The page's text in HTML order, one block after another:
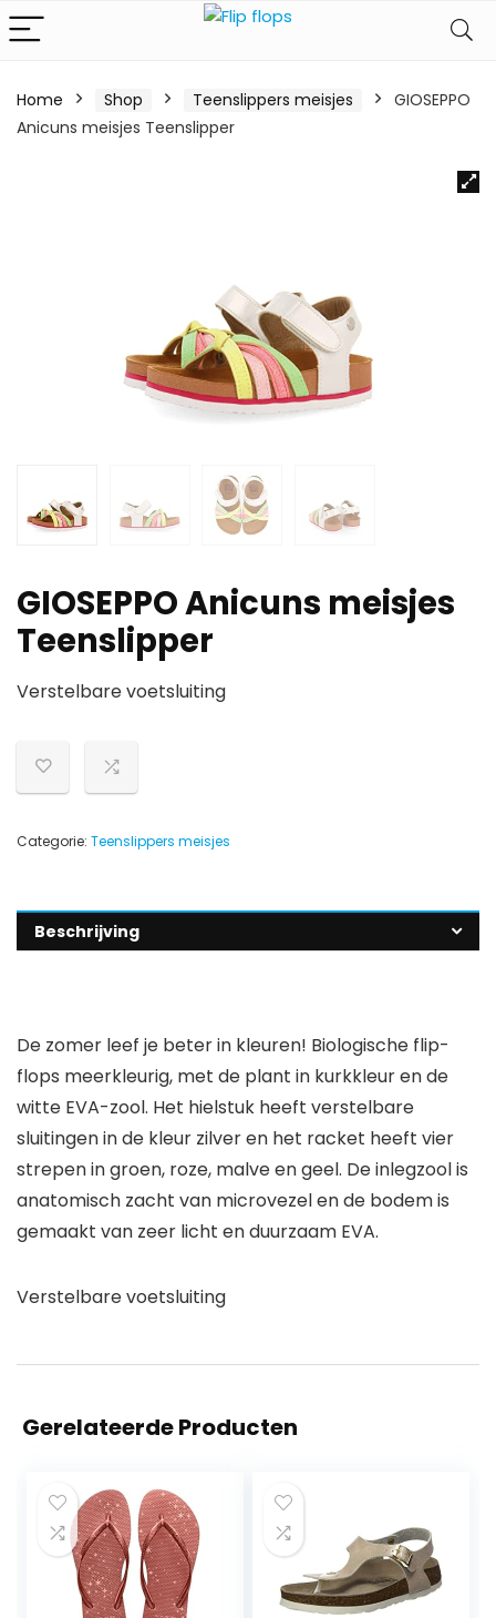
Home Shop Teenslippers meisjes
GIOSEPPO
Anicuns meisjes Teenslipper
GIOSEPPO Anicuns meisjes
Teenslipper
Verstelbare voetsluiting
Categorie: Teenslippers meisjes
Beschrijving
De zomer leef je beter in kleuren! Biologische flip-
flops meerkleurig, met de plant in kurkkleur en de
witte EVA-zool. Het hielstuk heeft verstelbare
sluitingen in de kleur zilver en het racket heeft vier
strepen in groen, roze, malve en geel. De inlegzool is
anatomisch zacht van microvezel en de bodem is
gemaakt van zeer licht en duurzaam EVA.
Verstelbare voetsluiting
Gerelateerde Producten